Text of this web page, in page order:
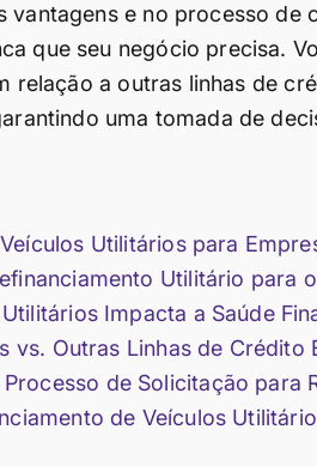
vantagens e no processo de
que seu negócio precisa.
relação a outras linhas de
uma tomada de
Utilitários para
Utilitário para
Impacta a Saúde
vs. Outras Linhas de Crédito
de Solicitação para
de Veículos